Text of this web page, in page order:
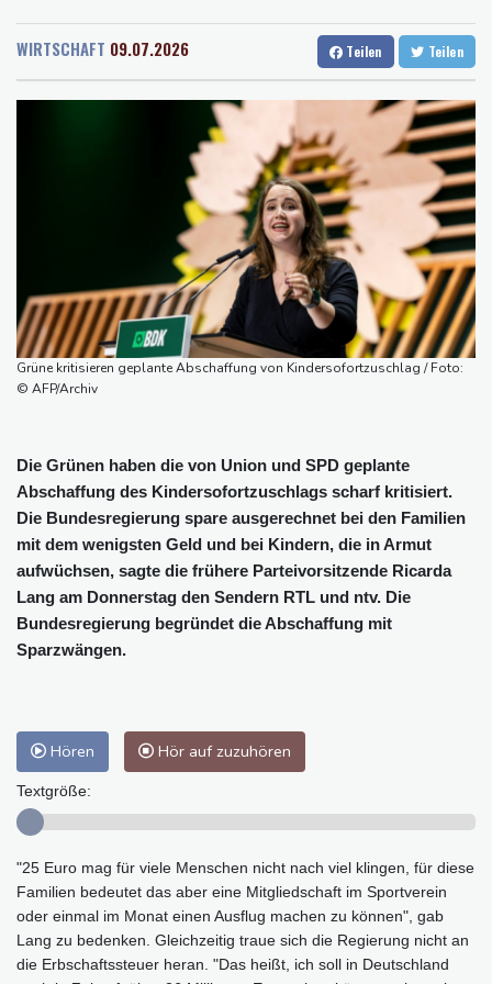
Dresden
17 °C Wien
22 °C
Baden-Baden
12 °C
Regierung will bei Klimaschutz vorerst nicht nachsteuern - Kritik
Hitze und Niedrigwasser: Städte- und Gemeindebund fordert
Infantinos Investorenplan: FIFA-Experte fordert Aufarbeitung
Biathlon-Olympiasieger Jacquelin wird Teilzeit-Radprofi
Kircher: VAR nicht "zu kleinteilig" einsetzen
Kreise: Türkei will mit Pakistan und Saudi-Arabien
Verteidigungspakt schließen
WIRTSCHAFT 09.07.2026 Teilen Teilen
Grüne kritisieren geplante Abschaffung von Kindersofortzuschlag / Foto:
© AFP/Archiv
Die Grünen haben die von Union und SPD geplante
Abschaffung des Kindersofortzuschlags scharf kritisiert.
Die Bundesregierung spare ausgerechnet bei den Familien
mit dem wenigsten Geld und bei Kindern, die in Armut
aufwüchsen, sagte die frühere Parteivorsitzende Ricarda
Lang am Donnerstag den Sendern RTL und ntv. Die
Bundesregierung begründet die Abschaffung mit
Sparzwängen.
Hören Hör auf zuzuhören
Textgröße:
"25 Euro mag für viele Menschen nicht nach viel klingen, für diese
Familien bedeutet das aber eine Mitgliedschaft im Sportverein
oder einmal im Monat einen Ausflug machen zu können", gab
Lang zu bedenken. Gleichzeitig traue sich die Regierung nicht an
die Erbschaftssteuer heran. "Das heißt, ich soll in Deutschland